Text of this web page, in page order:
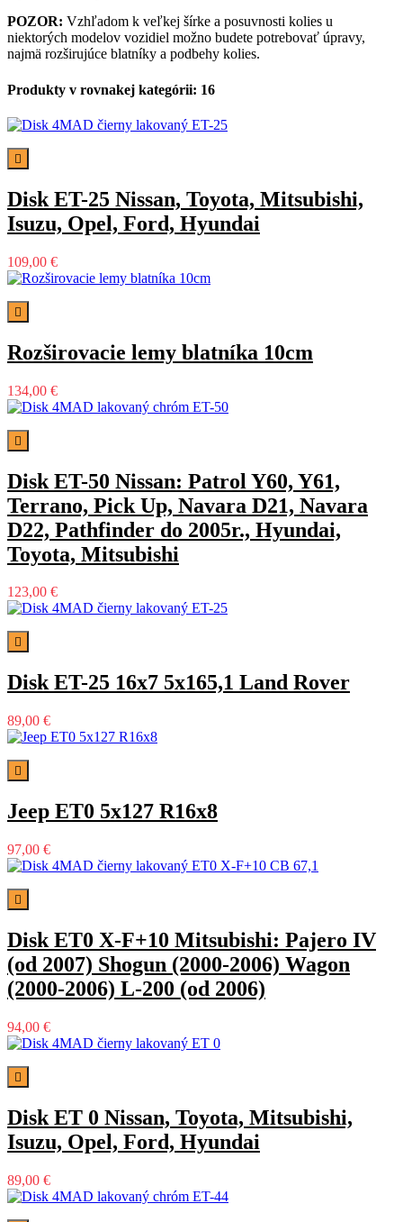
POZOR: Vzhľadom k veľkej šírke a posuvnosti kolies u
niektorých modelov vozidiel možno budete potrebovať úpravy,
najmä rozširujúce blatníky a podbehy kolies.
Produkty v rovnakej kategórii: 16

Disk ET-25 Nissan, Toyota, Mitsubishi,
Isuzu, Opel, Ford, Hyundai
109,00 €

Rozširovacie lemy blatníka 10cm
134,00 €

Disk ET-50 Nissan: Patrol Y60, Y61,
Terrano, Pick Up, Navara D21, Navara
D22, Pathfinder do 2005r., Hyundai,
Toyota, Mitsubishi
123,00 €

Disk ET-25 16x7 5x165,1 Land Rover
89,00 €

Jeep ET0 5x127 R16x8
97,00 €

Disk ET0 X-F+10 Mitsubishi: Pajero IV
(od 2007) Shogun (2000-2006) Wagon
(2000-2006) L-200 (od 2006)
94,00 €

Disk ET 0 Nissan, Toyota, Mitsubishi,
Isuzu, Opel, Ford, Hyundai
89,00 €